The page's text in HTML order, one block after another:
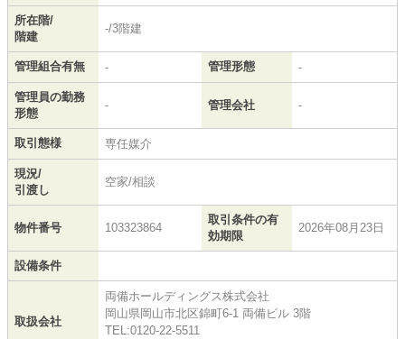
所在階/
階建
-/3階建
管理組合有無 - 管理形態 -
管理員の勤務
形態
- 管理会社 -
取引態様 専任媒介
現況/
引渡し
空家/相談
物件番号 103323864
取引条件の有
効期限
2026年08月23日
設備条件
取扱会社
両備ホールディングス株式会社
岡山県岡山市北区錦町6-1 両備ビル 3階
TEL:0120-22-5511